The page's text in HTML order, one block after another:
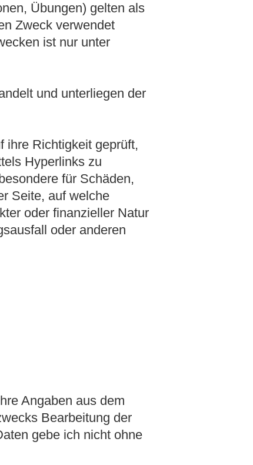
Übungen) gelten als
Zweck verwendet
ist nur unter
und unterliegen der
ihre Richtigkeit geprüft,
Hyperlinks zu
für Schäden,
Seite, auf welche
oder finanzieller Natur
oder anderen
Angaben aus dem
Bearbeitung der
gebe ich nicht ohne